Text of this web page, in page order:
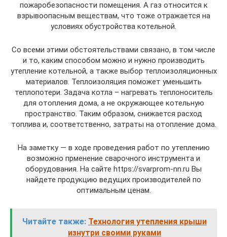
пожаробезопасности помещения. А газ относится к
взрывоопасным веществам, что тоже отражается на
условиях обустройства котельной.
Со всеми этими обстоятельствами связано, в том числе
и то, каким способом можно и нужно производить
утепление котельной, а также выбор теплоизоляционных
материалов. Теплоизоляция поможет уменьшить
теплопотери. Задача котла – нагревать теплоноситель
для отопления дома, а не окружающее котельную
пространство. Таким образом, снижается расход
топлива и, соответственно, затраты на отопление дома.
На заметку — в ходе проведения работ по утеплению
возможно прменение сварочного инструмента и
оборудования. На сайте https://svarprom-nn.ru Вы
найдете продукцию ведущих производителей по
оптимальным ценам.
Читайте также: Технология утепления крыши
изнутри своими руками